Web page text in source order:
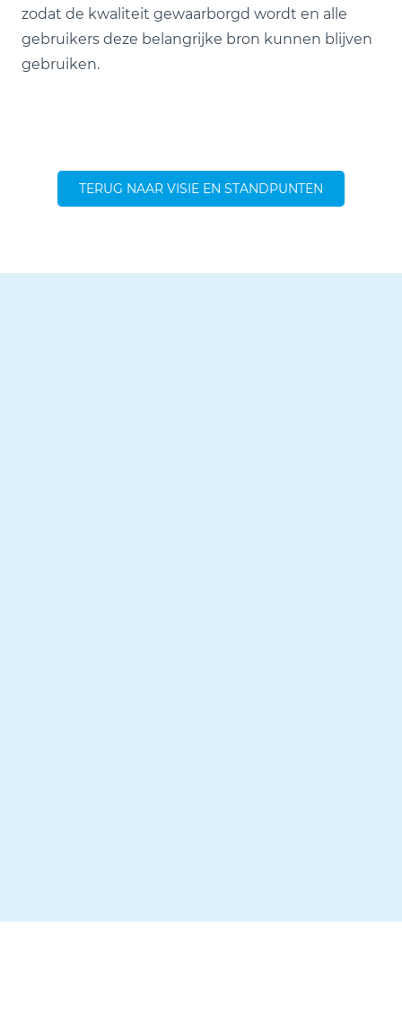
zodat de kwaliteit gewaarborgd wordt en alle
gebruikers deze belangrijke bron kunnen blijven
gebruiken.
TERUG NAAR VISIE EN STANDPUNTEN